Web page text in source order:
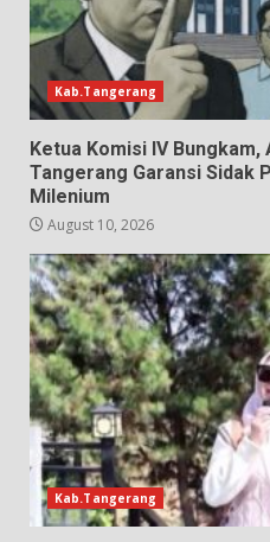
Kab.Tangerang
Ketua Komisi IV Bungkam,
Tangerang Garansi Sidak
Milenium
August 10, 2026
Kab.Tangerang